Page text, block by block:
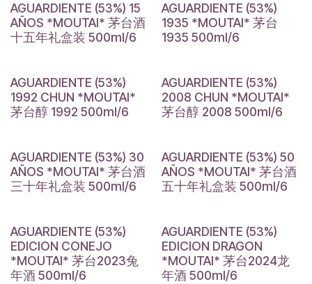
AGUARDIENTE (53%) 15
AÑOS *MOUTAI* 茅台酒
十五年礼盒装 500ml/6
AGUARDIENTE (53%)
1935 *MOUTAI* 茅台
1935 500ml/6
AGUARDIENTE (53%)
1992 CHUN *MOUTAI*
茅台醇 1992 500ml/6
AGUARDIENTE (53%)
2008 CHUN *MOUTAI*
茅台醇 2008 500ml/6
AGUARDIENTE (53%) 30
AÑOS *MOUTAI* 茅台酒
三十年礼盒装 500ml/6
AGUARDIENTE (53%) 50
AÑOS *MOUTAI* 茅台酒
五十年礼盒装 500ml/6
AGUARDIENTE (53%)
EDICION CONEJO
*MOUTAI* 茅台2023兔
年酒 500ml/6
AGUARDIENTE (53%)
EDICION DRAGON
*MOUTAI* 茅台2024龙
年酒 500ml/6